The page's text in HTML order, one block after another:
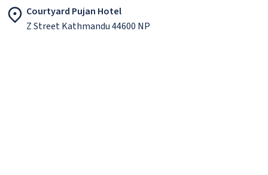
Courtyard Pujan Hotel
Z Street Kathmandu 44600 NP